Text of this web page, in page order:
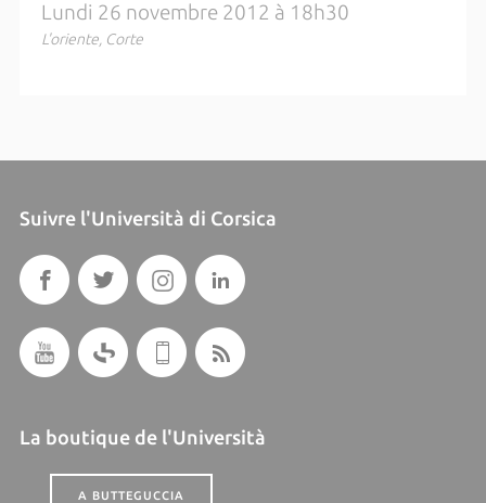
Lundi 26 novembre 2012 à 18h30
L'oriente, Corte
Suivre l'Università di Corsica
La boutique de l'Università
A BUTTEGUCCIA